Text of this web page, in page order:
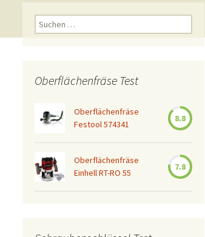
Suchen
nach:
Oberflächenfräse Test
Oberflächenfräse
Festool 574341
8.8
Oberflächenfräse
Einhell RT-RO 55
7.8